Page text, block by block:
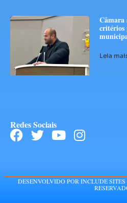
Câmara
critérios
Leia
Redes Sociais
DESENVOLVIDO POR INCLUDE